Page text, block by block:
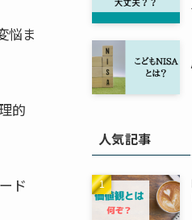
悩ま
的
ド
人気記事